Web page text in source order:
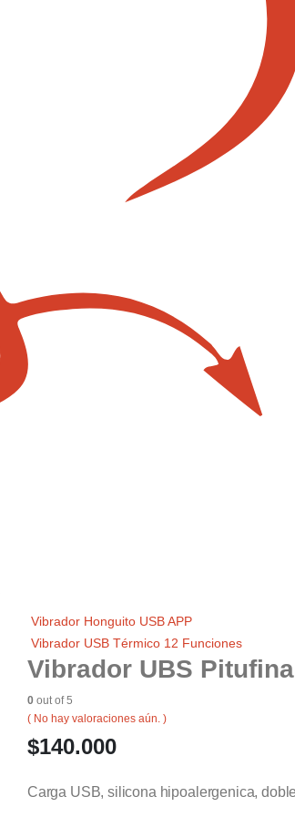
Vibrador Honguito USB APP
Vibrador USB Térmico 12 Funciones
Vibrador UBS Pitufina
0out of 5
( No hay valoraciones aún. )
$140.000
Carga USB, silicona hipoalergenica,